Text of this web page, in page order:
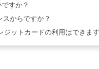
すか？
からですか？
ットカードの利用はできま